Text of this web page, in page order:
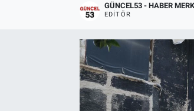
GÜNCEL53 - HABER
EDITÖR